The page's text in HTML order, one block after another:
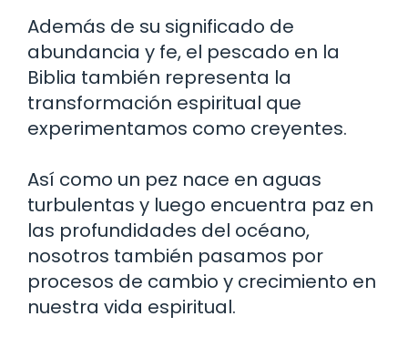
Además de su significado de
abundancia y fe, el pescado en la
Biblia también representa la
transformación espiritual que
experimentamos como creyentes.
Así como un pez nace en aguas
turbulentas y luego encuentra paz en
las profundidades del océano,
nosotros también pasamos por
procesos de cambio y crecimiento en
nuestra vida espiritual.